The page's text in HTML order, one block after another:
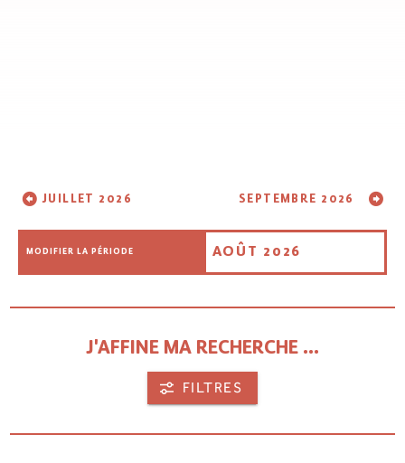
JUILLET 2026
MODIFIER LA PÉRIODE AOÛT 2026
SEPTEMBRE 2026
J'AFFINE MA RECHERCHE ...
FILTRES